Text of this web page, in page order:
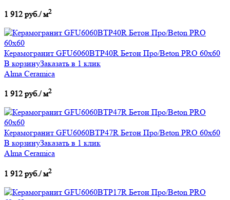
1 912 руб./ м2
Керамогранит GFU6060BTP40R Бетон Про/Beton PRO 60х60
В корзинуЗаказать в 1 клик
Alma Ceramica
1 912 руб./ м2
Керамогранит GFU6060BTP47R Бетон Про/Beton PRO 60х60
В корзинуЗаказать в 1 клик
Alma Ceramica
1 912 руб./ м2